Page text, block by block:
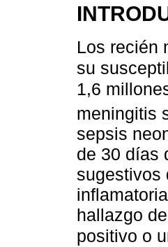
Los recién
su
1,6
meningitis
sepsis
de 30 días
sugestivos
hallazgo
positivo o